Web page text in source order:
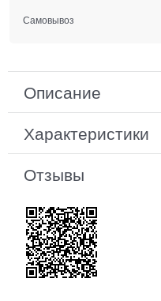
Самовывоз
Описание
Характеристики
Отзывы